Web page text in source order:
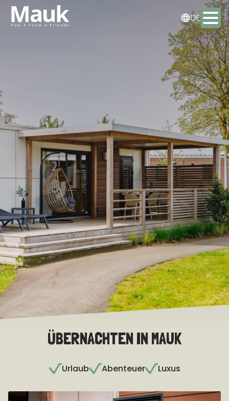
DE
NL
EN
Essen & Trinken
Übernachten
Treffen & Veranstaltungen
Kontakt
ÜBERNACHTEN IN MAUK
Urlaub Abenteuer Luxus